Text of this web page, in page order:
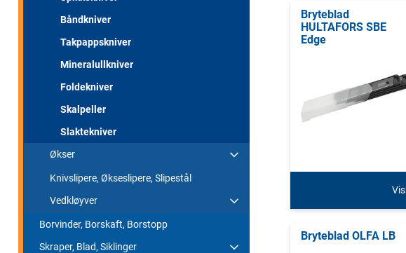
Båndkniver
Takpappskniver
Mineralullkniver
Foldekniver
Skalpeller
Slaktekniver
Økser
Knivslipere, Økseslipere, Slipestål
Vedkløyver
Borvinder, Borskaft, Borstopp
Skraper, Blad, Siklinger
Bryteblad
HULTAFORS SBE
Edge
Vis
Bryteblad OLFA LB